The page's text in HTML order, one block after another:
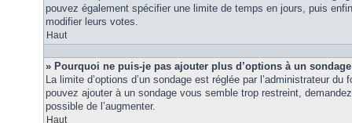
pouvez également spécifier une limite de temps en jours, puis
modifier leurs votes.
Haut
» Pourquoi ne puis-je pas ajouter plus d’options à un
La limite d’options d’un sondage est réglée par l’administrateur
pouvez ajouter à un sondage vous semble trop restreint,
possible de l’augmenter.
Haut